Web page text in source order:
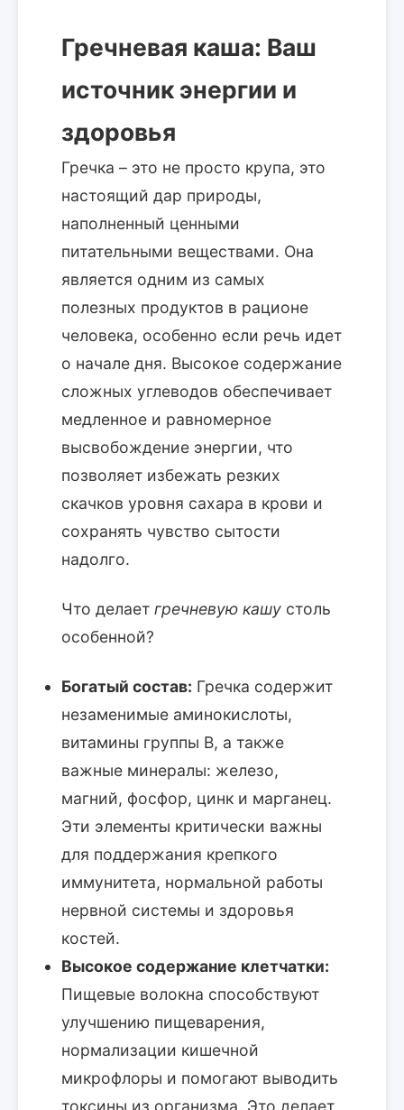
Гречневая каша: Ваш
источник энергии и
здоровья
Гречка – это не просто крупа, это
настоящий дар природы,
наполненный ценными
питательными веществами. Она
является одним из самых
полезных продуктов в рационе
человека, особенно если речь идет
о начале дня. Высокое содержание
сложных углеводов обеспечивает
медленное и равномерное
высвобождение энергии, что
позволяет избежать резких
скачков уровня сахара в крови и
сохранять чувство сытости
надолго.
Что делает гречневую кашу столь
особенной?
Богатый состав: Гречка содержит
незаменимые аминокислоты,
витамины группы B, а также
важные минералы: железо,
магний, фосфор, цинк и марганец.
Эти элементы критически важны
для поддержания крепкого
иммунитета, нормальной работы
нервной системы и здоровья
костей.
Высокое содержание клетчатки:
Пищевые волокна способствуют
улучшению пищеварения,
нормализации кишечной
микрофлоры и помогают выводить
токсины из организма. Это делает